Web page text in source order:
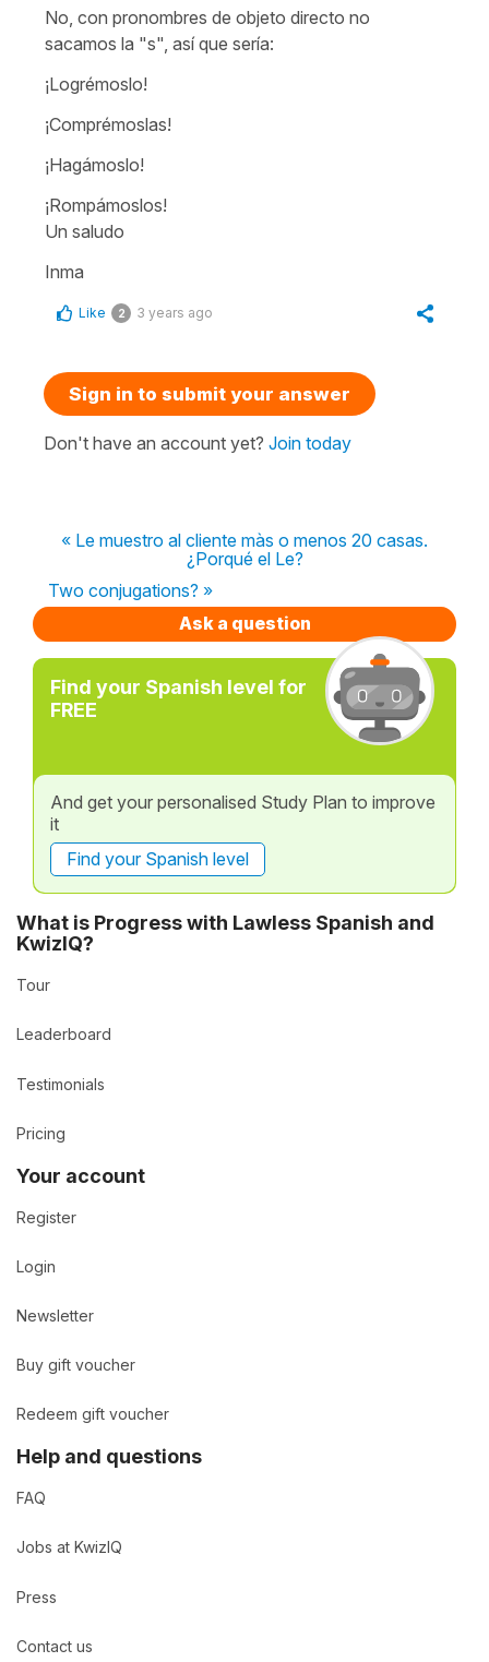
No, con pronombres de objeto directo no
sacamos la "s", así que sería:
¡Logrémoslo!
¡Comprémoslas!
¡Hagámoslo!
¡Rompámoslos!
Un saludo
Inma
Like 2 3 years ago
Sign in to submit your answer
Don't have an account yet? Join today
« Le muestro al cliente màs o menos 20 casas.
¿Porqué el Le?
Two conjugations? »
Ask a question
Find your Spanish level for
FREE
And get your personalised Study Plan to improve
it
Find your Spanish level
What is Progress with Lawless Spanish and
KwizIQ?
Tour
Leaderboard
Testimonials
Pricing
Your account
Register
Login
Newsletter
Buy gift voucher
Redeem gift voucher
Help and questions
FAQ
Jobs at KwizIQ
Press
Contact us